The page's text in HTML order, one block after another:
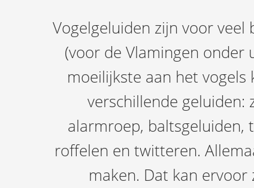
Vogelgeluiden zijn voor veel
(voor de Vlamingen onder
moeilijkste aan het vogels
verschillende geluiden:
alarmroep, baltsgeluiden,
roffelen en twitteren.
maken. Dat kan ervoor